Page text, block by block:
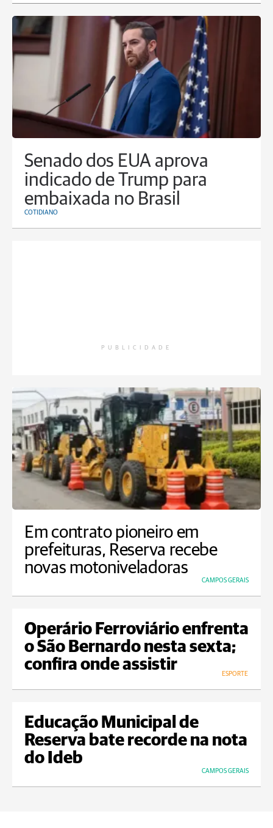
Senado dos EUA aprova
indicado de Trump para
embaixada no Brasil
COTIDIANO
PUBLICIDADE
Em contrato pioneiro em
prefeituras, Reserva recebe
novas motoniveladoras
CAMPOS GERAIS
Operário Ferroviário enfrenta
o São Bernardo nesta sexta;
confira onde assistir
ESPORTE
Educação Municipal de
Reserva bate recorde na nota
do Ideb
CAMPOS GERAIS